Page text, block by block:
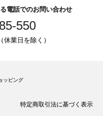
電話でのお問い合わせ
550
業日を除く）
ッピング
特定商取引法に基づく表示